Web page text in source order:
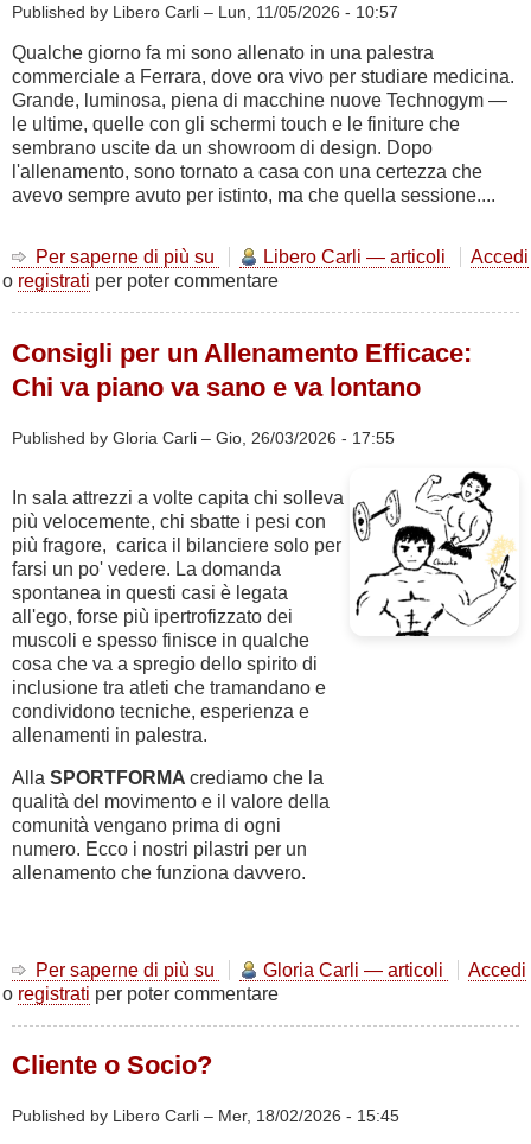
Published by Libero Carli – Lun, 11/05/2026 - 10:57
Qualche giorno fa mi sono allenato in una palestra
commerciale a Ferrara, dove ora vivo per studiare medicina.
Grande, luminosa, piena di macchine nuove Technogym —
le ultime, quelle con gli schermi touch e le finiture che
sembrano uscite da un showroom di design. Dopo
l'allenamento, sono tornato a casa con una certezza che
avevo sempre avuto per istinto, ma che quella sessione....
Per saperne di più su
Costruite
per
Libero Carli — articoli
Accedi
o registrati per poter commentare
Consigli per un Allenamento Efficace:
Chi va piano va sano e va lontano
Published by Gloria Carli – Gio, 26/03/2026 - 17:55
In sala attrezzi a volte capita chi solleva
più velocemente, chi sbatte i pesi con
più fragore, carica il bilanciere solo per
farsi un po' vedere. La domanda
spontanea in questi casi è legata
all'ego, forse più ipertrofizzato dei
muscoli e spesso finisce in qualche
cosa che va a spregio dello spirito di
inclusione tra atleti che tramandano e
condividono tecniche, esperienza e
allenamenti in palestra.
Alla SPORTFORMA crediamo che la
qualità del movimento e il valore della
comunità vengano prima di ogni
numero. Ecco i nostri pilastri per un
allenamento che funziona davvero.
Per saperne di più su
Consigli
per
va
Gloria Carli — articoli
Accedi
o registrati per poter commentare
Cliente o Socio?
Published by Libero Carli – Mer, 18/02/2026 - 15:45